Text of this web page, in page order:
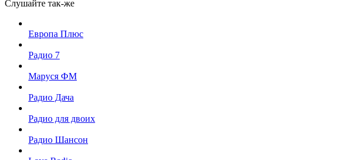
Слушайте так-же
Европа Плюс
Радио 7
Маруся ФМ
Радио Дача
Радио для двоих
Радио Шансон